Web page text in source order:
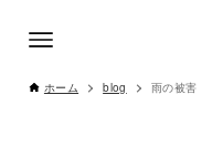
ホーム blog 雨の被害